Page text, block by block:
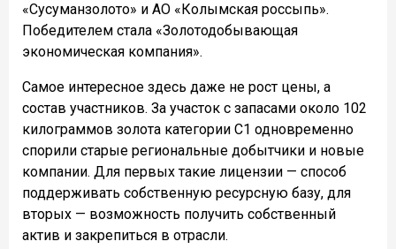
«Сусуманзолото» и АО «Колымская россыпь».
Победителем стала «Золотодобывающая
экономическая компания».
Самое интересное здесь даже не рост цены, а
состав участников. За участок с запасами около 102
килограммов золота категории С1 одновременно
спорили старые региональные добытчики и новые
компании. Для первых такие лицензии — способ
поддерживать собственную ресурсную базу, для
вторых — возможность получить собственный
актив и закрепиться в отрасли.